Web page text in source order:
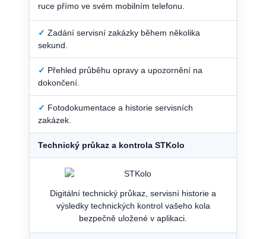
ruce přímo ve svém mobilním telefonu.
✓ Zadání servisní zakázky během několika
sekund.
✓ Přehled průběhu opravy a upozornění na
dokončení.
✓ Fotodokumentace a historie servisních
zakázek.
Technický průkaz a kontrola STKolo
Digitální technický průkaz, servisní historie a
výsledky technických kontrol vašeho kola
bezpečně uložené v aplikaci.